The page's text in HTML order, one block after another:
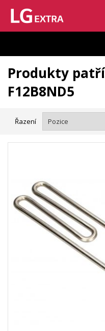
Vzhledem k aktuální situaci se
zpozdit.
Produkty
F12B8ND5
Řazení